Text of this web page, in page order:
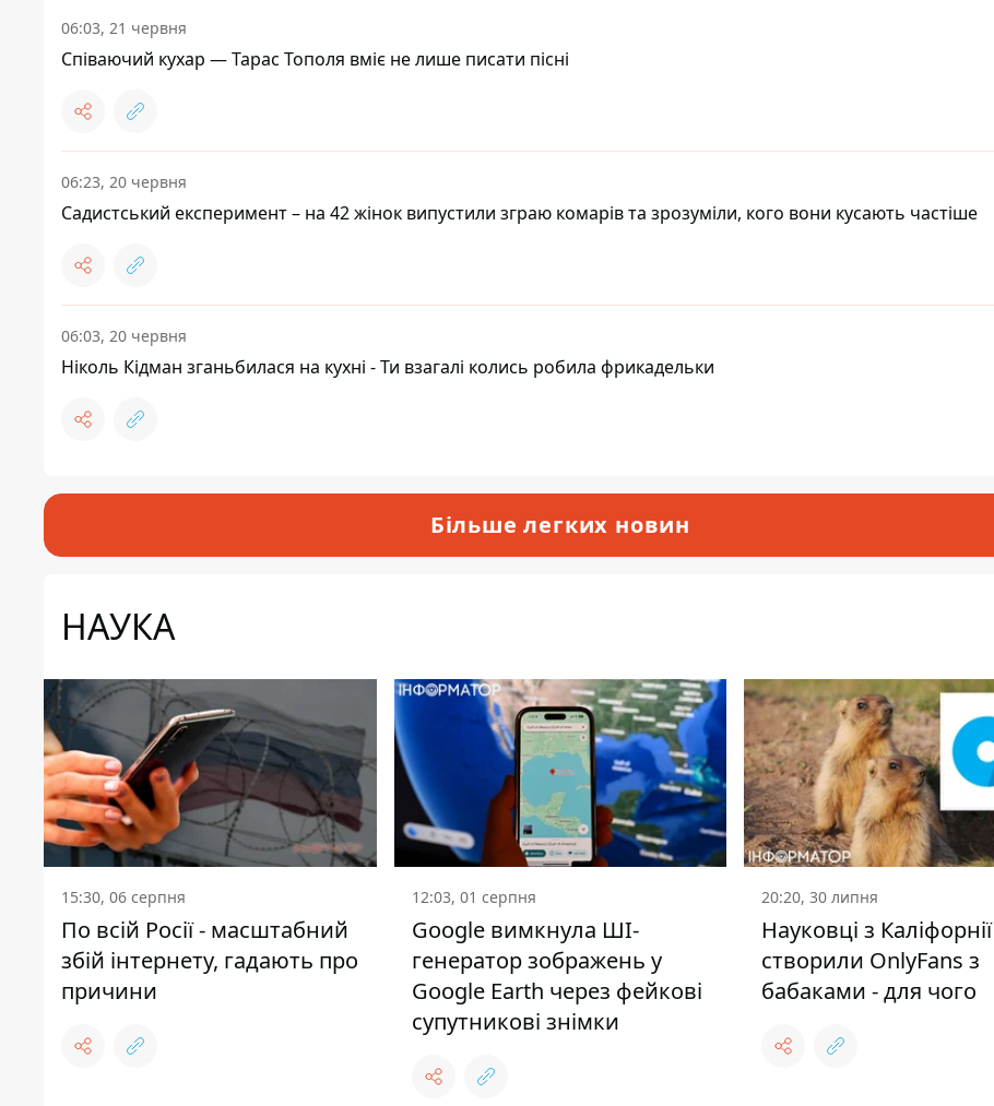
06:03, 21 червня
Співаючий кухар — Тарас Тополя вміє не лише писати пісні
06:23, 20 червня
Садистський експеримент – на 42 жінок випустили зграю комарів та зрозуміли, кого вони кусають частіше
06:03, 20 червня
Ніколь Кідман зганьбилася на кухні - Ти взагалі колись робила фрикадельки
Більше легких новин
НАУКА
15:30, 06 серпня
По всій Росії - масштабний
збій інтернету, гадають про
причини
12:03, 01 серпня
Google вимкнула ШІ-
генератор зображень у
Google Earth через фейкові
супутникові знімки
20:20, 30 липня
Науковці з Каліфорнії
створили OnlyFans з
бабаками - для чого